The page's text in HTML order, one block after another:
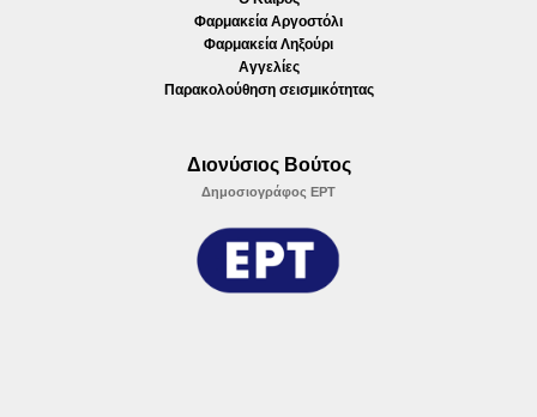
Φαρμακεία Αργοστόλι
Φαρμακεία Ληξούρι
Αγγελίες
Παρακολούθηση σεισμικότητας
Διονύσιος Βούτος
Δημοσιογράφος ΕΡΤ